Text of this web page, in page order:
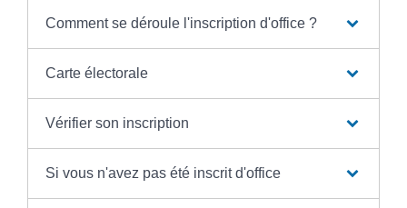
Comment se déroule l'inscription d'office ?
Carte électorale
Vérifier son inscription
Si vous n'avez pas été inscrit d'office